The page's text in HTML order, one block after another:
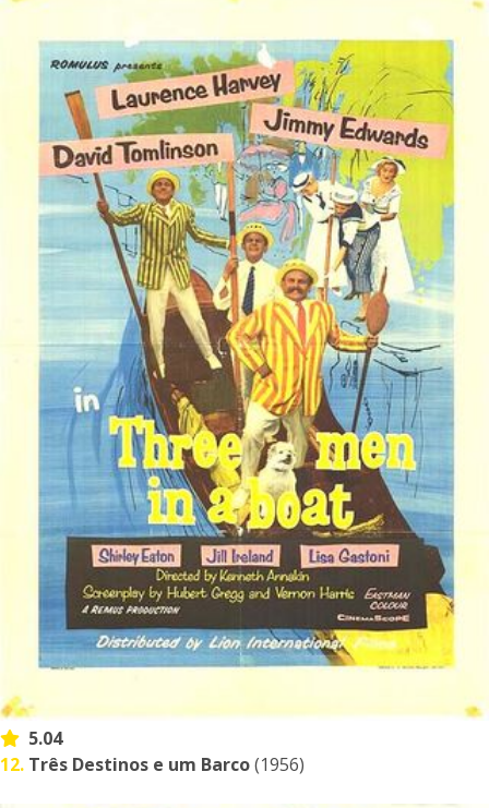
5.04
12. Três Destinos e um Barco(1956)